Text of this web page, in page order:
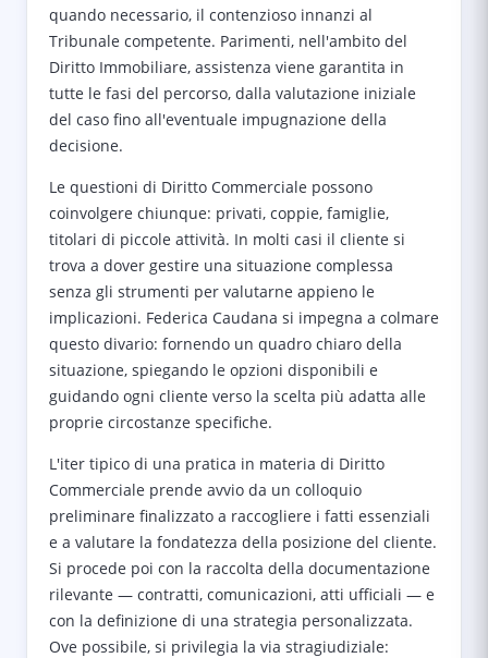
quando necessario, il contenzioso innanzi al
Tribunale competente. Parimenti, nell'ambito del
Diritto Immobiliare, assistenza viene garantita in
tutte le fasi del percorso, dalla valutazione iniziale
del caso fino all'eventuale impugnazione della
decisione.
Le questioni di Diritto Commerciale possono
coinvolgere chiunque: privati, coppie, famiglie,
titolari di piccole attività. In molti casi il cliente si
trova a dover gestire una situazione complessa
senza gli strumenti per valutarne appieno le
implicazioni. Federica Caudana si impegna a colmare
questo divario: fornendo un quadro chiaro della
situazione, spiegando le opzioni disponibili e
guidando ogni cliente verso la scelta più adatta alle
proprie circostanze specifiche.
L'iter tipico di una pratica in materia di Diritto
Commerciale prende avvio da un colloquio
preliminare finalizzato a raccogliere i fatti essenziali
e a valutare la fondatezza della posizione del cliente.
Si procede poi con la raccolta della documentazione
rilevante — contratti, comunicazioni, atti ufficiali — e
con la definizione di una strategia personalizzata.
Ove possibile, si privilegia la via stragiudiziale: